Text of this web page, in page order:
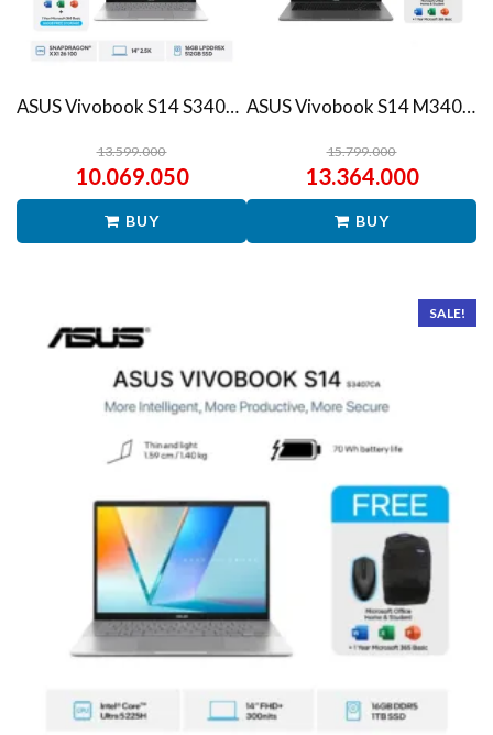
ASUS Vivobook S14 S3407QA – IPSP151M – Matte Gray
13.599.000
10.069.050
BUY
ASUS Vivobook S14 M3407HA Ryzen 7 260 1TB SSD 16GB WUXGA IPS Win11+OHS
15.799.000
13.364.000
BUY
SALE!